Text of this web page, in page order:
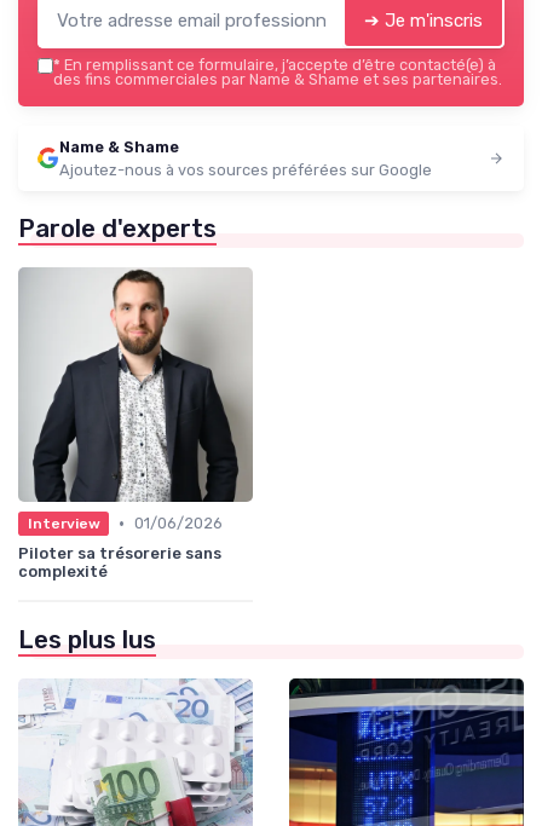
➔ Je m'inscris
* En remplissant ce formulaire, j’accepte d’être contacté(e) à
des fins commerciales par Name & Shame et ses partenaires.
Name & Shame
Ajoutez-nous à vos sources préférées sur Google
Parole d'experts
Interview • 01/06/2026
Piloter sa trésorerie sans
complexité
Les plus lus